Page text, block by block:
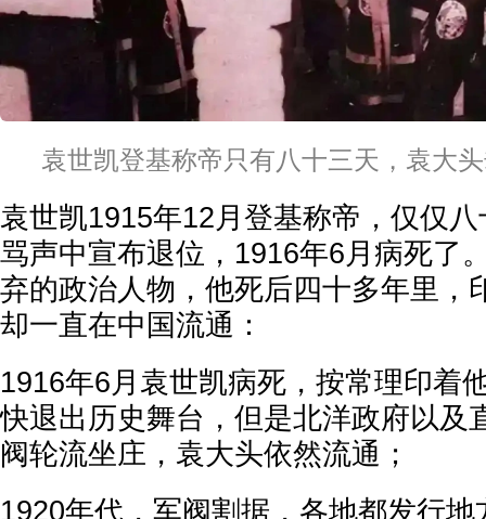
袁世凯登基称帝只有八十三天，袁大
袁世凯1915年12月登基称帝，仅仅
骂声中宣布退位，1916年6月病死了
弃的政治人物，他死后四十多年里，
却一直在中国流通：
1916年6月袁世凯病死，按常理印着
快退出历史舞台，但是北洋政府以及
阀轮流坐庄，袁大头依然流通；
1920年代，军阀割据，各地都发行